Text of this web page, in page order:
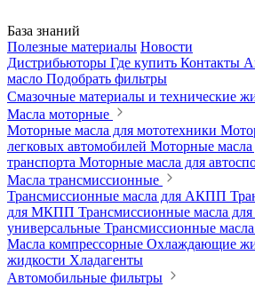
База знаний
Полезные материалы Новости
Дистрибьюторы Где купить Контакты
масло Подобрать фильтры
Смазочные материалы и технические
Масла моторные
Моторные масла для мототехники
легковых автомобилей Моторные масла
транспорта Моторные масла для
Масла трансмиссионные
Трансмиссионные масла для АКПП
для МКПП Трансмиссионные масла
универсальные Трансмиссионные
Масла компрессорные Охлаждающие
жидкости Хладагенты
Автомобильные фильтры